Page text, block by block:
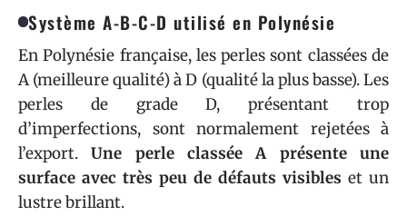
Système A-B-C-D utilisé en Polynésie
En Polynésie française, les perles sont classées de
A (meilleure qualité) à D (qualité la plus basse). Les
perles de grade D, présentant trop
d’imperfections, sont normalement rejetées à
l’export.Une perle classée A présente une
surface avec très peu de défauts visibles et un
lustre brillant.